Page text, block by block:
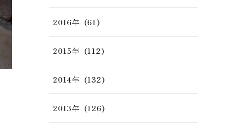
2016年 (61)
2015年 (112)
2014年 (132)
2013年 (126)